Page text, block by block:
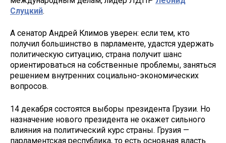
Слуцкий.
А сенатор Андрей Климов уверен: если тем, кто
получил большинство в парламенте, удастся удержать
политическую ситуацию, страна получит шанс
ориентироваться на собственные проблемы, заняться
решением внутренних социально-экономических
вопросов.
14 декабря состоятся выборы президента Грузии. Но
назначение нового президента не окажет сильного
влияния на политический курс страны. Грузия —
парламентская республика, то есть основная власть